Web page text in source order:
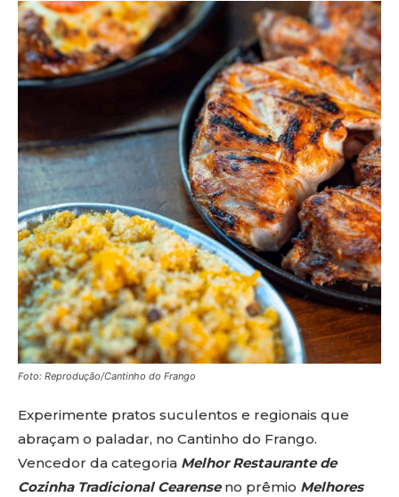
Foto: Reprodução/Cantinho do Frango
Experimente pratos suculentos e regionais que
abraçam o paladar, no Cantinho do Frango.
Vencedor da categoria Melhor Restaurante de
Cozinha Tradicional Cearense no prêmio Melhores